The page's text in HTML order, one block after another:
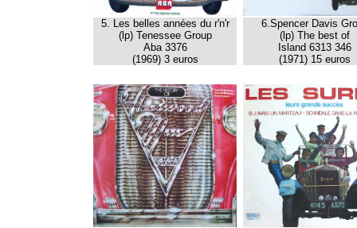
5. Les belles années du r'n'r
(lp) Tenessee Group
Aba 3376
(1969) 3 euros
6.Spencer Davis
(lp) The best of
Island 6313 346
(1971) 15 euros